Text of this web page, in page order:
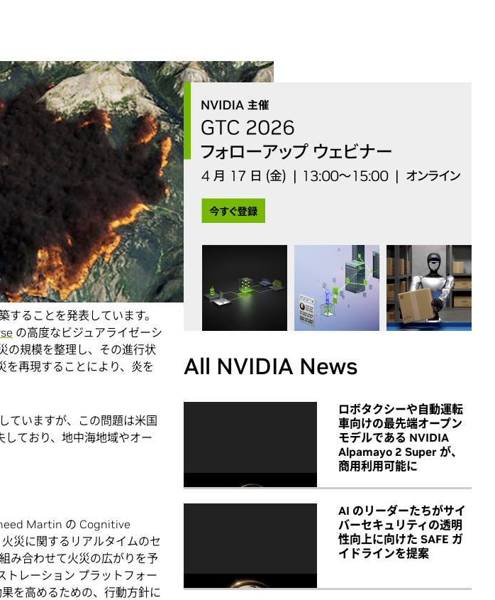
ムと Omniverse を活用
おり、昨年の被害額は米国
Martin は本日、AI とデ
ド州防火管理局 (DFPC) と
ることを発表しています。
の高度なビジュアライゼーシ
の規模を整理し、その進行状
を再現することにより、炎を
ていますが、この問題は米国
ており、地中海地域やオー
Martin の Cognitive
災に関するリアルタイムのセ
み合わせて火災の広がりを予
トレーション プラットフォー
を高めるための、行動方針に
All NVIDIA News
ロボタクシーや自動運転
車向けの最先端オープン
モデルである NVIDIA
Alpamayo 2 Super が、
商用利用可能に
AI のリーダーたちがサイ
バーセキュリティの透明
性向上に向けた SAFE ガ
イドラインを提案